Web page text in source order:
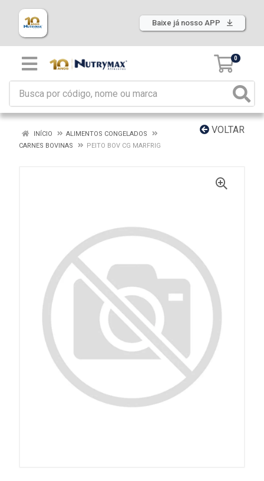
Baixe já nosso APP
0
VOLTAR
INÍCIO
ALIMENTOS CONGELADOS
CARNES BOVINAS
PEITO BOV CG MARFRIG